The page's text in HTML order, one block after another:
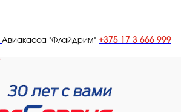
Авиакасса "Флайдрим" +375 17 3 666 999